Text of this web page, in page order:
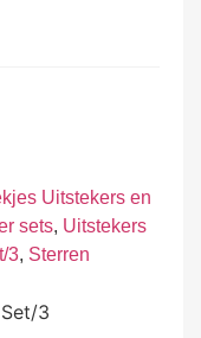
Uitstekers en
sets, Uitstekers
3, Sterren
3